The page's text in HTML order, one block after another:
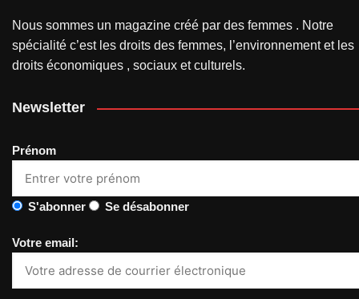
Nous sommes un magazine créé par des femmes . Notre
spécialité c’est les droits des femmes, l’environnement et les
droits économiques , sociaux et culturels.
Newsletter
Prénom
S'abonner Se désabonner
Votre email: